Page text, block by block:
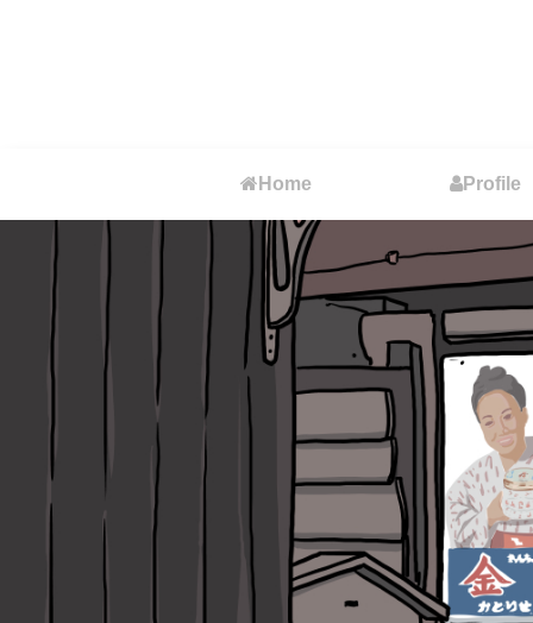
Home Profile